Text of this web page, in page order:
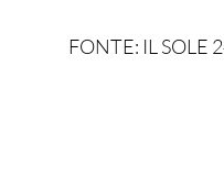
FONTE: IL SOLE